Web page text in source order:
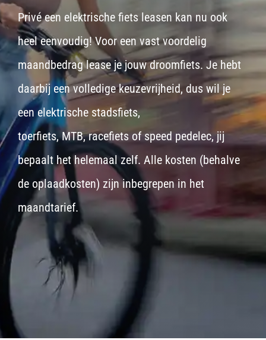
Privé een elektrische fiets leasen kan nu ook
heel eenvoudig! Voor een vast voordelig
maandbedrag lease je jouw droomfiets. Je hebt
daarbij een volledige keuzevrijheid, dus wil je
eenelektrische stadsfiets,
toerfiets,MTB,racefietsof speed pedelec, jij
bepaalt het helemaal zelf. Alle kosten (behalve
de oplaadkosten) zijn inbegrepen in het
maandtarief.